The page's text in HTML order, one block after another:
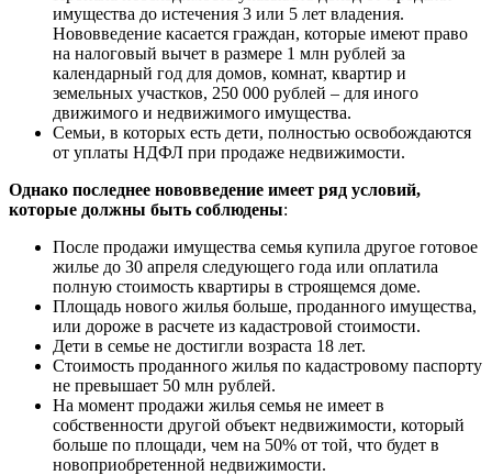
имущества до истечения 3 или 5 лет владения.
Нововведение касается граждан, которые имеют право
на налоговый вычет в размере 1 млн рублей за
календарный год для домов, комнат, квартир и
земельных участков, 250 000 рублей – для иного
движимого и недвижимого имущества.
Семьи, в которых есть дети, полностью освобождаются
от уплаты НДФЛ при продаже недвижимости.
Однако последнее нововведение имеет ряд условий,
которые должны быть соблюдены:
После продажи имущества семья купила другое готовое
жилье до 30 апреля следующего года или оплатила
полную стоимость квартиры в строящемся доме.
Площадь нового жилья больше, проданного имущества,
или дороже в расчете из кадастровой стоимости.
Дети в семье не достигли возраста 18 лет.
Стоимость проданного жилья по кадастровому паспорту
не превышает 50 млн рублей.
На момент продажи жилья семья не имеет в
собственности другой объект недвижимости, который
больше по площади, чем на 50% от той, что будет в
новоприобретенной недвижимости.